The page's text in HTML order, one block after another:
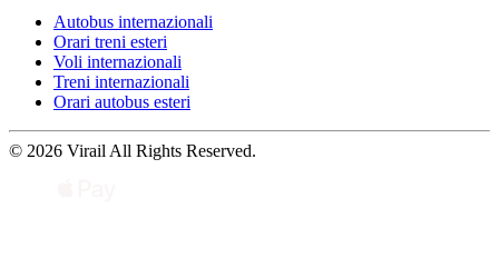
Autobus internazionali
Orari treni esteri
Voli internazionali
Treni internazionali
Orari autobus esteri
© 2026 Virail All Rights Reserved.